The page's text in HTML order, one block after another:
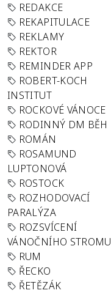
REDAKCE
REKAPITULACE
REKLAMY
REKTOR
REMINDER APP
ROBERT-KOCH
INSTITUT
ROCKOVÉ VÁNOCE
RODINNÝ DM BĚH
ROMÁN
ROSAMUND
LUPTONOVÁ
ROSTOCK
ROZHODOVACÍ
PARALÝZA
ROZSVÍCENÍ
VÁNOČNÍHO STROMU
RUM
ŘECKO
ŘETĚZÁK